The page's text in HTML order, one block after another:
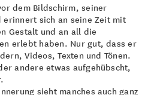
dem Bildschirm, seiner
sich an seine Zeit mit
Gestalt und an all die
erlebt haben. Nur gut, dass er
Videos, Texten und Tönen.
andere etwas aufgehübscht,
sieht manches auch ganz